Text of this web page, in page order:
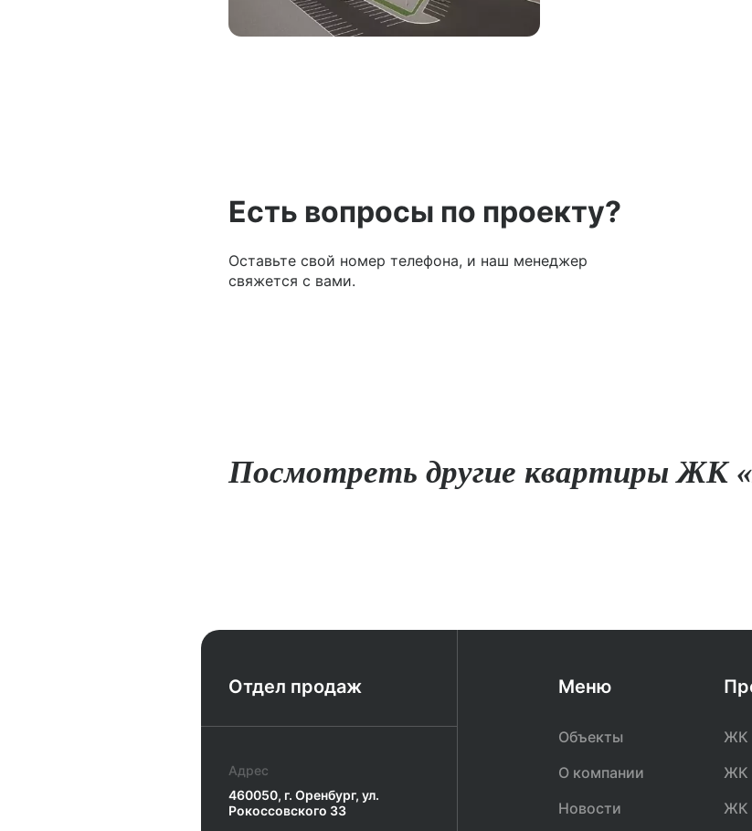
Есть вопросы по проекту?
Оставьте свой номер телефона, и наш менеджер
свяжется с вами.
Посмотреть другие квартиры ЖК
Объекты
Отдел продаж
Адрес
460050, г. Оренбург, ул.
Рокоссовского 33
Меню
Объекты
О компании
Новости
ЖК
ЖК
ЖК